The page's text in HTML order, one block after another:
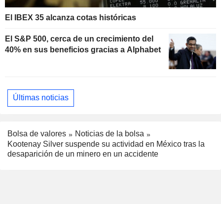
El IBEX 35 alcanza cotas históricas
El S&P 500, cerca de un crecimiento del
40% en sus beneficios gracias a Alphabet
Últimas noticias
Bolsa de valores
Noticias de la bolsa
Kootenay Silver suspende su actividad en México tras la
desaparición de un minero en un accidente